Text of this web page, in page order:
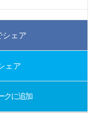
シェア
ェア
クに追加